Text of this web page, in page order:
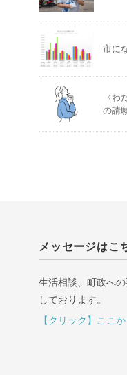
市に
〈
の請
メッセージはこ
生活相談、町政へ
しております。
【クリック】ここ